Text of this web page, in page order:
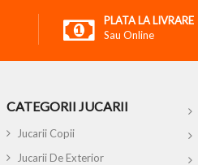
PLATA LA LIVRARE
Sau Online
CATEGORII JUCARII
Jucarii Copii
Jucarii De Exterior